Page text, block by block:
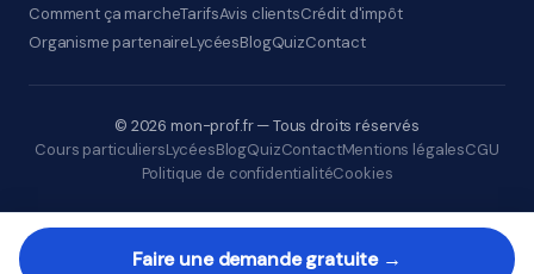
Faire une demande gratuite →
Comment ça marcheTarifsAvis clientsCrédit d'impôt
Organisme partenaireLycéesBlogQuizContact
© 2026 mon-prof.fr — Tous droits réservés
Cours particuliersLycéesBlogQuizContactMentions légalesCGU
Politique de confidentialitéCookies